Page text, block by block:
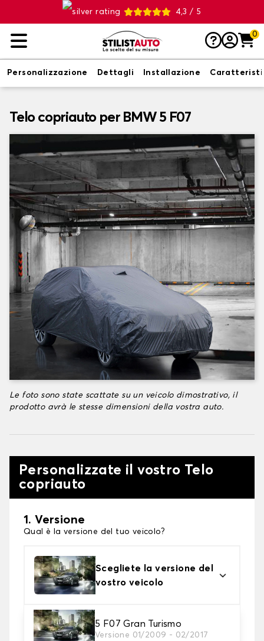
4,3 / 5
0
Personalizzazione Dettagli Installazione
Telo copriauto per BMW 5 F07
Le foto sono state scattate su un veicolo dimostrativo, il
prodotto avrà le stesse dimensioni della vostra auto.
Personalizzate il vostro Telo
copriauto
1. Versione
Qual è la versione del tuo veicolo?
Scegliete la versione del
vostro veicolo
5 F07 Gran Turismo
Versione 01/2009 - 02/2017
2. Livello di protezione
Scegli il telo protettivo adatto alle tue esigenze